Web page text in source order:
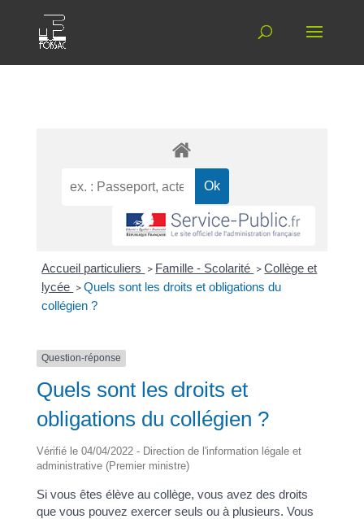
Accueil particuliers > Famille - Scolarité >Collège et
lycée >Quels sont les droits et obligations du
collégien ?
Question-réponse
Quels sont les droits et
obligations du collégien ?
Vérifié le 04/04/2022 - Direction de l'information légale et
administrative (Premier ministre)
Si vous êtes élève au collège, vous avez des droits
que vous pouvez exercer seuls ou à plusieurs. Vous